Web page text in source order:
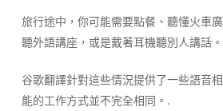
旅行途中，你可能需要點餐、聽懂火車
聽外語講座，或是戴著耳機聽別人講話
谷歌翻譯針對這些情況提供了一些語音
能的工作方式並不完全相同。.